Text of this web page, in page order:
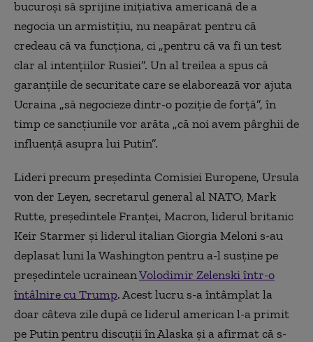
bucuroși să sprijine inițiativa americană de a
negocia un armistițiu, nu neapărat pentru că
credeau că va funcționa, ci „pentru că va fi un test
clar al intențiilor Rusiei”. Un al treilea a spus că
garanțiile de securitate care se elaborează vor ajuta
Ucraina „să negocieze dintr-o poziție de forță”, în
timp ce sancțiunile vor arăta „că noi avem pârghii de
influență asupra lui Putin”.
Lideri precum președinta Comisiei Europene, Ursula
von der Leyen, secretarul general al NATO, Mark
Rutte, președintele Franței, Macron, liderul britanic
Keir Starmer și liderul italian Giorgia Meloni s-au
deplasat luni la Washington pentru a-l susține pe
președintele ucraineanVolodimir Zelenski într-o
întâlnire cu Trump. Acest lucru s-a întâmplat la
doar câteva zile după ce liderul american l-a primit
pe Putin pentru discuții în Alaska și a afirmat că s-